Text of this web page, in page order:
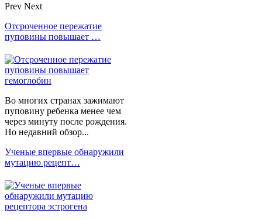
Prev Next
Отсроченное пережатие
пуповины повышает …
Во многих странах зажимают
пуповину ребенка менее чем
через минуту после рождения.
Но недавний обзор...
Ученые впервые обнаружили
мутацию рецепт…